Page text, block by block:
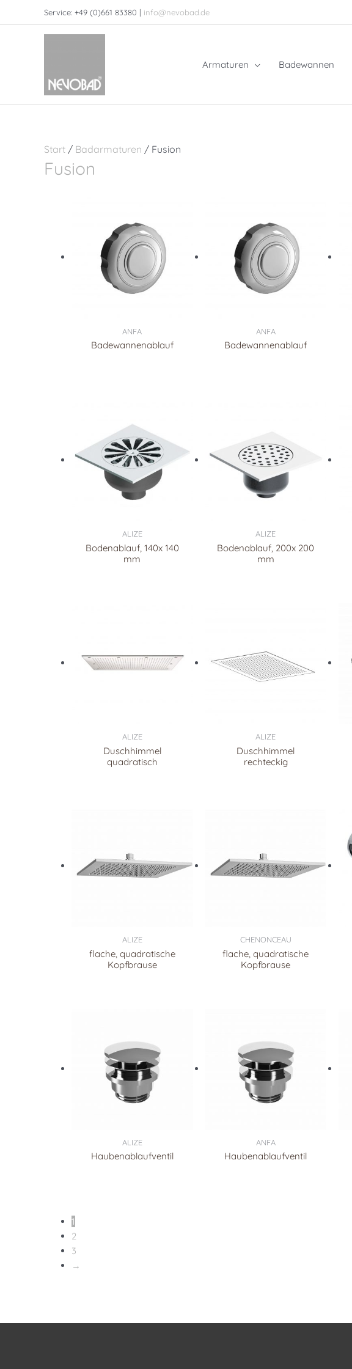
Service: +49 (0)661 83380 | info@nevobad.de
Armaturen Badewannen
Start / Badarmaturen / Fusion
Fusion
ANFA
Badewannenablauf
ANFA
Badewannenablauf
ALIZE
Bodenablauf, 140x 140
mm
ALIZE
Bodenablauf, 200x 200
mm
ALIZE
Duschhimmel
quadratisch
ALIZE
Duschhimmel
rechteckig
ALIZE
flache, quadratische
Kopfbrause
CHENONCEAU
flache, quadratische
Kopfbrause
ALIZE
Haubenablaufventil
ANFA
Haubenablaufventil
1
2
3
→